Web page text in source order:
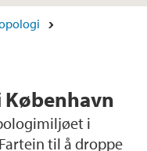
i
til å droppe